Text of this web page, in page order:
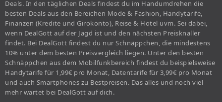
Deals. In den täglichen Deals findest du im Handumdrehen die
besten Deals aus den Bereichen Mode & Fashion, Handytarife,
Finanzen (Kredite und Girokonto), Reise & Hotel uvm. Sei dabei,
wenn DealGott auf der Jagd ist und den nächsten Preisknaller
findet. Bei DealGott findest du nur Schnäppchen, die mindestens
10% unter dem besten Preisvergleich liegen. Unter den besten
Schnäppchen aus dem Mobilfunkbereich findest du beispielsweise
Handytarife für 1,99€ pro Monat, Datentarife für 3,99€ pro Monat
und auch Smartphones zu Bestpreisen. Das alles und noch viel
mehr wartet bei DealGott auf dich.